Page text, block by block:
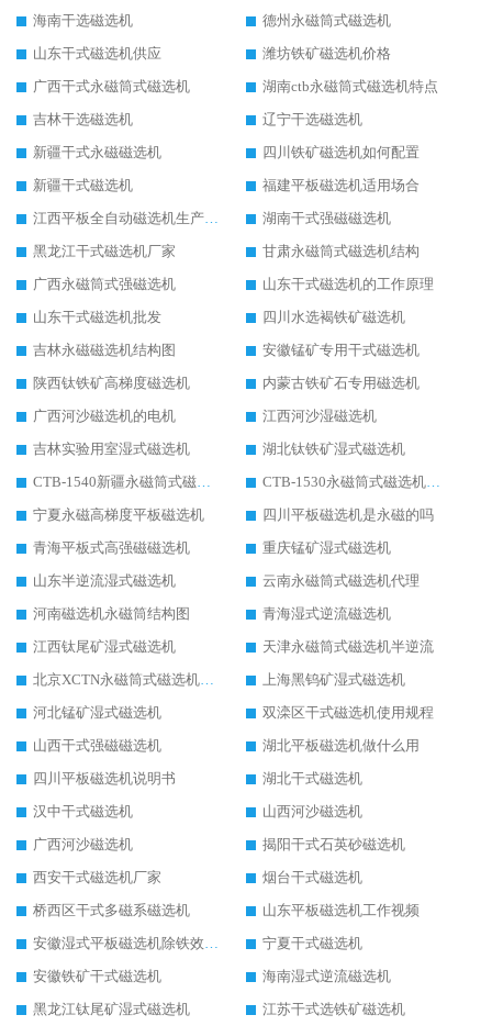
海南干选磁选机
德州永磁筒式磁选机
山东干式磁选机供应
潍坊铁矿磁选机价格
广西干式永磁筒式磁选机
湖南ctb永磁筒式磁选机特点
吉林干选磁选机
辽宁干选磁选机
新疆干式永磁磁选机
四川铁矿磁选机如何配置
新疆干式磁选机
福建平板磁选机适用场合
湖南干式强磁磁选机
黑龙江干式磁选机厂家
甘肃永磁筒式磁选机结构
广西永磁筒式强磁选机
山东干式磁选机的工作原理
山东干式磁选机批发
四川水选褐铁矿磁选机
吉林永磁磁选机结构图
安徽锰矿专用干式磁选机
陕西钛铁矿高梯度磁选机
内蒙古铁矿石专用磁选机
广西河沙磁选机的电机
江西河沙湿磁选机
吉林实验用室湿式磁选机
湖北钛铁矿湿式磁选机
宁夏永磁高梯度平板磁选机
四川平板磁选机是永磁的吗
青海平板式高强磁磁选机
重庆锰矿湿式磁选机
山东半逆流湿式磁选机
云南永磁筒式磁选机代理
河南磁选机永磁筒结构图
青海湿式逆流磁选机
江西钛尾矿湿式磁选机
天津永磁筒式磁选机半逆流
上海黑钨矿湿式磁选机
河北锰矿湿式磁选机
双滦区干式磁选机使用规程
山西干式强磁磁选机
湖北平板磁选机做什么用
四川平板磁选机说明书
湖北干式磁选机
汉中干式磁选机
山西河沙磁选机
广西河沙磁选机
揭阳干式石英砂磁选机
西安干式磁选机厂家
烟台干式磁选机
桥西区干式多磁系磁选机
山东平板磁选机工作视频
宁夏干式磁选机
安徽铁矿干式磁选机
海南湿式逆流磁选机
黑龙江钛尾矿湿式磁选机
江苏干式选铁矿磁选机